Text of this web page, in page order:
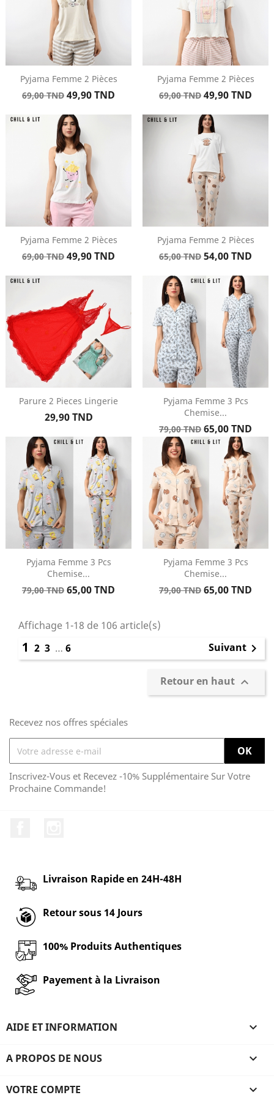
Pyjama Femme 2 Pièces
Prix
base
69,00 TND Prix
49,90 TND
Pyjama Femme 2 Pièces
Prix
base
69,00 TND Prix
49,90 TND
Pyjama Femme 2 Pièces
Prix
base
69,00 TND Prix
49,90 TND
Pyjama Femme 2 Pièces
Prix
base
65,00 TND Prix
54,00 TND
Parure 2 Pieces Lingerie
Prix
29,90 TND
Pyjama Femme 3 Pcs
Chemise...
Prix
de
base
79,00 TND Prix
65,00 TND
Pyjama Femme 3 Pcs
Chemise...
Prix
79,00 TND Prix
65,00 TND
Pyjama Femme 3 Pcs
Chemise...
Prix
79,00 TND Prix
65,00 TND
Affichage 1-18 de 106 article(s)
1 2 3 … 6 Suivant 
Retour en haut 
Recevez nos offres spéciales
Inscrivez-Vous et Recevez -10% Supplémentaire Sur Votre
Prochaine Commande!
Livraison Rapide en 24H-48H
Retour sous 14 Jours
100% Produits Authentiques
Payement à la Livraison
AIDE ET INFORMATION 
A PROPOS DE NOUS 
VOTRE COMPTE 